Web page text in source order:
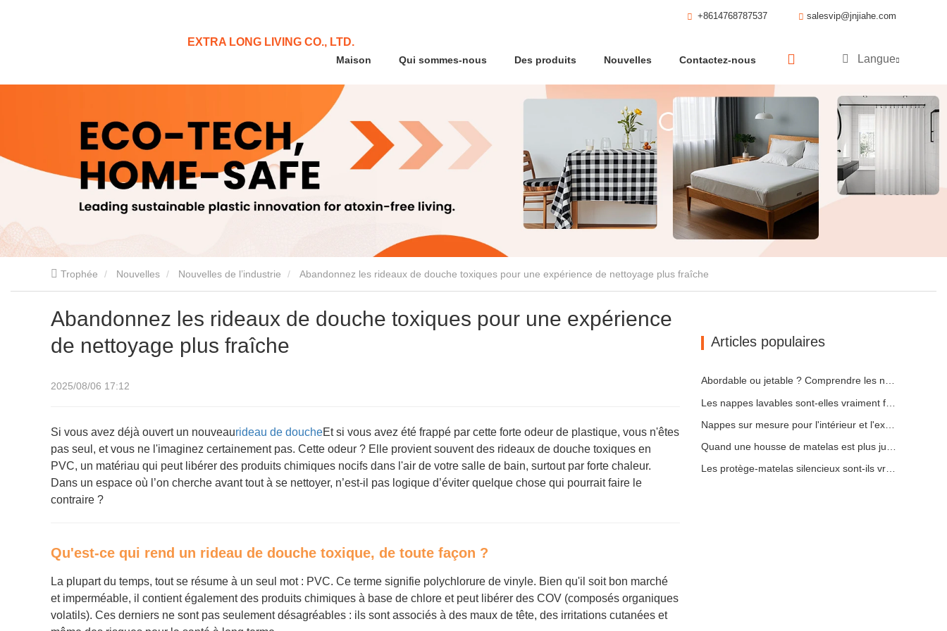
EXTRA LONG LIVING CO., LTD.
Maison Qui sommes-nous Des produits Nouvelles Contactez-nous
+8614768787537 salesvip@jnjiahe.com
Langue
Trophée Nouvelles Nouvelles de l’industrie Abandonnez les rideaux de douche toxiques pour une expérience de nettoyage plus fraîche
Abandonnez les rideaux de douche toxiques pour une expérience
de nettoyage plus fraîche
2025/08/06 17:12
Si vous avez déjà ouvert un nouveaurideau de doucheEt si vous avez été frappé par cette forte odeur de plastique, vous n'êtes
pas seul, et vous ne l'imaginez certainement pas. Cette odeur ? Elle provient souvent des rideaux de douche toxiques en
PVC, un matériau qui peut libérer des produits chimiques nocifs dans l'air de votre salle de bain, surtout par forte chaleur.
Dans un espace où l’on cherche avant tout à se nettoyer, n’est-il pas logique d’éviter quelque chose qui pourrait faire le
contraire ?
Qu'est-ce qui rend un rideau de douche toxique, de toute façon ?
La plupart du temps, tout se résume à un seul mot : PVC. Ce terme signifie polychlorure de vinyle. Bien qu'il soit bon marché
et imperméable, il contient également des produits chimiques à base de chlore et peut libérer des COV (composés organiques
volatils). Ces derniers ne sont pas seulement désagréables : ils sont associés à des maux de tête, des irritations cutanées et
Articles populaires
Abordable ou jetable ? Comprendre les nappes à prix réduit
Les nappes lavables sont-elles vraiment faciles d'entretien ? À quoi s'attendre ?
Nappes sur mesure pour l'intérieur et l'extérieur : points à prendre en compte
Les protège-matelas silencieux sont-ils vraiment silencieux ? Voici la vérité